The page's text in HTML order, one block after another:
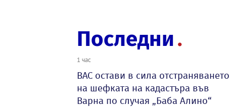
Последни
1 час
ВАС остави в сила отстраняването
на шефката на кадастъра във
Варна по случая „Баба Алино“